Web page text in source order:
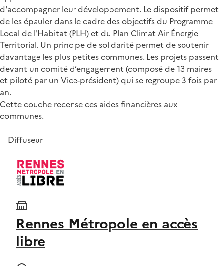
d'accompagner leur développement. Le dispositif permet
de les épauler dans le cadre des objectifs du Programme
Local de l'Habitat (PLH) et du Plan Climat Air Énergie
Territorial. Un principe de solidarité permet de soutenir
davantage les plus petites communes. Les projets passent
devant un comité d’engagement (composé de 13 maires
et piloté par un Vice-président) qui se regroupe 3 fois par
an.
Cette couche recense ces aides financières aux
communes.
Diffuseur
Rennes Métropole en accès
libre